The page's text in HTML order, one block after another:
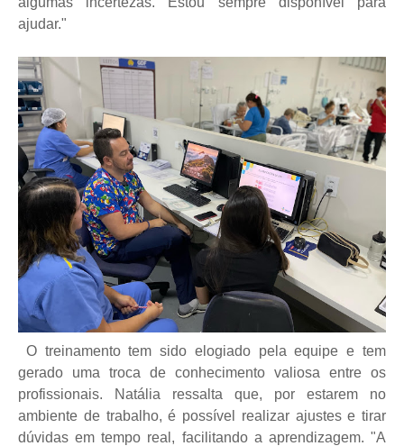
ajudar."
O treinamento tem sido elogiado pela equipe e tem
gerado uma troca de conhecimento valiosa entre os
profissionais. Natália ressalta que, por estarem no
ambiente de trabalho, é possível realizar ajustes e tirar
dúvidas em tempo real, facilitando a aprendizagem. "A